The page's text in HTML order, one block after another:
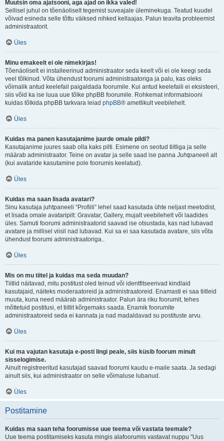
Muutsin oma ajatsooni, aga ajad on ikka valed!
Sellisel juhul on tõenäoliselt tegemist suveajale üleminekuga. Teatud kuudel
võivad esineda selle tõttu väiksed nihked kellaajas. Palun teavita probleemist
administraatorit.
Üles
Minu emakeelt ei ole nimekirjas!
Tõenäoliselt ei installeerinud administraator seda keelt või ei ole keegi seda
veel tõlkinud. Võta ühendust foorumi administraatoriga ja palu, kas oleks
võimalik antud keelefail paigaldada foorumile. Kui antud keelefaili ei eksisteeri,
siis võid ka ise luua uue tõlke phpBB foorumile. Rohkemat informatsiooni
kuidas tõlkida phpBB tarkvara leiad phpBB® ametlikult veebilehelt.
Üles
Kuidas ma panen kasutajanime juurde omale pildi?
Kasutajanime juures saab olla kaks pilti. Esimene on seotud tiitliga ja selle
määrab administraator. Teine on avatar ja selle saad ise panna Juhtpaneeli alt
(kui avataride kasutamine pole foorumis keelatud).
Üles
Kuidas ma saan lisada avatari?
Sinu kasutaja juhtpaneeli “Profiili” lehel saad kasutada ühte neljast meetodist,
et lisada omale avataripilt: Gravatar, Gallery, mujalt veebilehelt või laadides
üles. Samuti foorumi administraatorid saavad ise otsustada, kas nad lubavad
avatare ja millisel viisil nad lubavad. Kui sa ei saa kasutada avatare, siis võta
ühendust foorumi administraatoriga..
Üles
Mis on mu tiitel ja kuidas ma seda muudan?
Tiitlid näitavad, mitu postitust oled teinud või identfitseerivad kindlaid
kasutajaid, näiteks moderaatoreid ja administraatoreid. Enamasti ei saa tiitleid
muuta, kuna need määrab administraator. Palun ära riku foorumit, tehes
mõttetuid postitusi, et tiitlit kõrgemaks saada. Enamik foorumite
administraatoreid seda ei kannata ja nad madaldavad su postituste arvu.
Üles
Kui ma vajutan kasutaja e-posti lingi peale, siis küsib foorum minult
sisselogimise.
Ainult registreeritud kasutajad saavad foorumi kaudu e-maile saata. Ja sedagi
ainult siis, kui administraator on selle võimaluse lubanud.
Üles
Postitamine
Kuidas ma saan teha foorumisse uue teema või vastata teemale?
Uue teema postitamiseks kasuta mingis alafoorumis vastavat nuppu "Uus